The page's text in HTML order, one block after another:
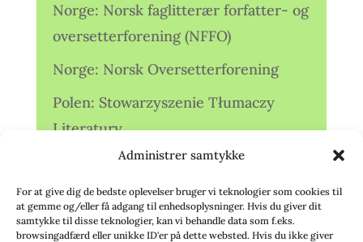
Administrer samtykke
For at give dig de bedste oplevelser bruger vi teknologier som cookies til
at gemme og/eller få adgang til enhedsoplysninger. Hvis du giver dit
samtykke til disse teknologier, kan vi behandle data som f.eks.
browsingadfærd eller unikke ID'er på dette websted. Hvis du ikke giver
Norge: Norsk faglitterær forfatter- og
oversetterforening (NFFO)
Norge: Norsk Oversetterforening
Polen: Stowarzyszenie Tłumaczy
Literatury
Storbritannien: Translators
Association (TA)
Sverige: Översättarsektionen (Ö.)